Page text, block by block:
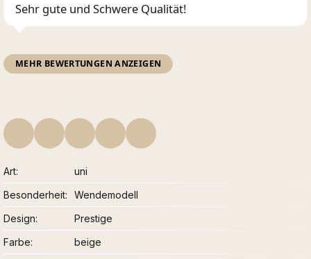
Sehr gute und Schwere Qualität!
MEHR BEWERTUNGEN ANZEIGEN
Art
uni
Besonderheit
Wendemodell
Design
Prestige
Farbe
beige